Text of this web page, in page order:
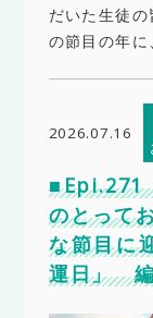
だいた生徒
の節目の年
2026.07.16
■Epi.271
のとって
な節目に
運日」